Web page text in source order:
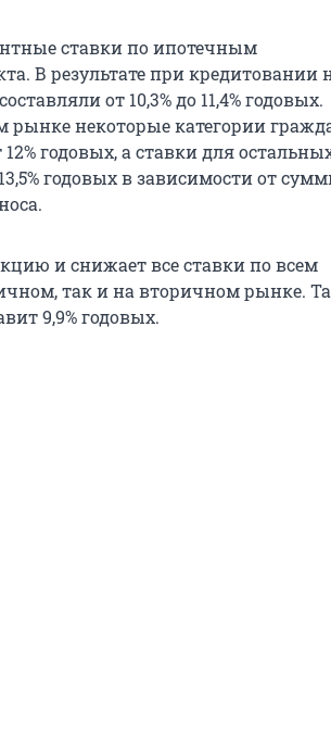
ставки по ипотечным
В результате при кредитовании
от 10,3% до 11,4% годовых.
некоторые категории
годовых, а ставки для
годовых в зависимости от
и снижает все ставки по всем
так и на вторичном рынке.
9,9% годовых.